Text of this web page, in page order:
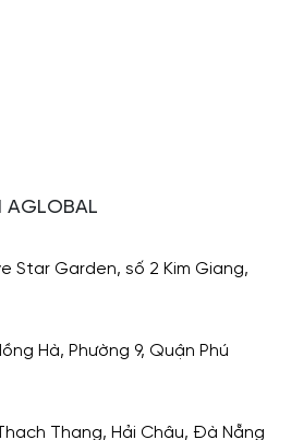
AGLOBAL
Star Garden, số 2 Kim Giang,
Hà, Phường 9, Quận Phú
Thang, Hải Châu, Đà Nẵng